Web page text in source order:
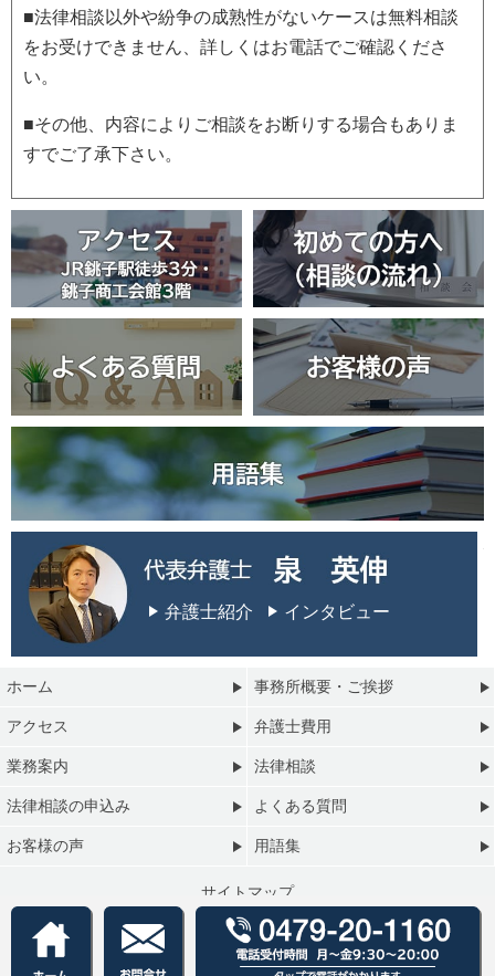
■法律相談以外や紛争の成熟性がないケースは無料相談
をお受けできません、詳しくはお電話でご確認くださ
い。
■その他、内容によりご相談をお断りする場合もありま
すでご了承下さい。
弁護士紹介 インタビュー
ホーム 事務所概要・ご挨拶
アクセス 弁護士費用
業務案内 法律相談
法律相談の申込み よくある質問
お客様の声 用語集
サイトマップ
プライバシーポリシー